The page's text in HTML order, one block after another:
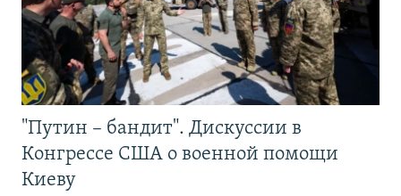
"Путин – бандит". Дискуссии в
Конгрессе США о военной помощи
Киеву